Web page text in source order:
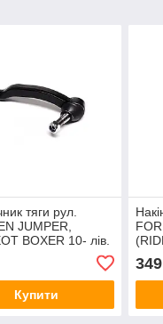
тяги рул.
JUMPER,
BOXER 10- лів.
Купити
349